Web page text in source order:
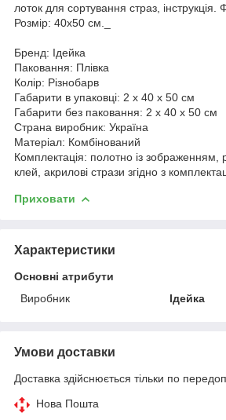
лоток для сортування страз, інструкція.
Розмір: 40х50 см._
Бренд: Ідейка
Паковання: Плівка
Колір: Різнобарв
Габарити в упаковці: 2 x 40 x 50 см
Габарити без паковання: 2 x 40 x 50 см
Страна виробник: Україна
Матеріал: Комбінований
Комплектація: полотно із зображенням,
клей, акрилові стрази згідно з
Приховати
Характеристики
Основні атрибути
Виробник
Ідейка
Умови доставки
Доставка здійснюється тільки по
Нова Пошта